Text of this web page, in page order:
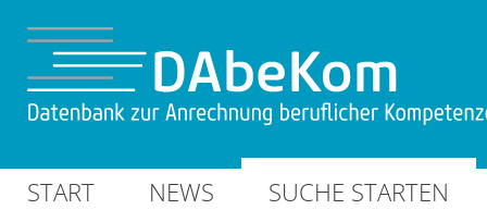
START NEWS SUCHE STARTEN